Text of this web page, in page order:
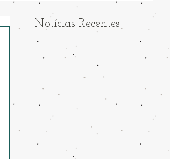
Notícias Recentes